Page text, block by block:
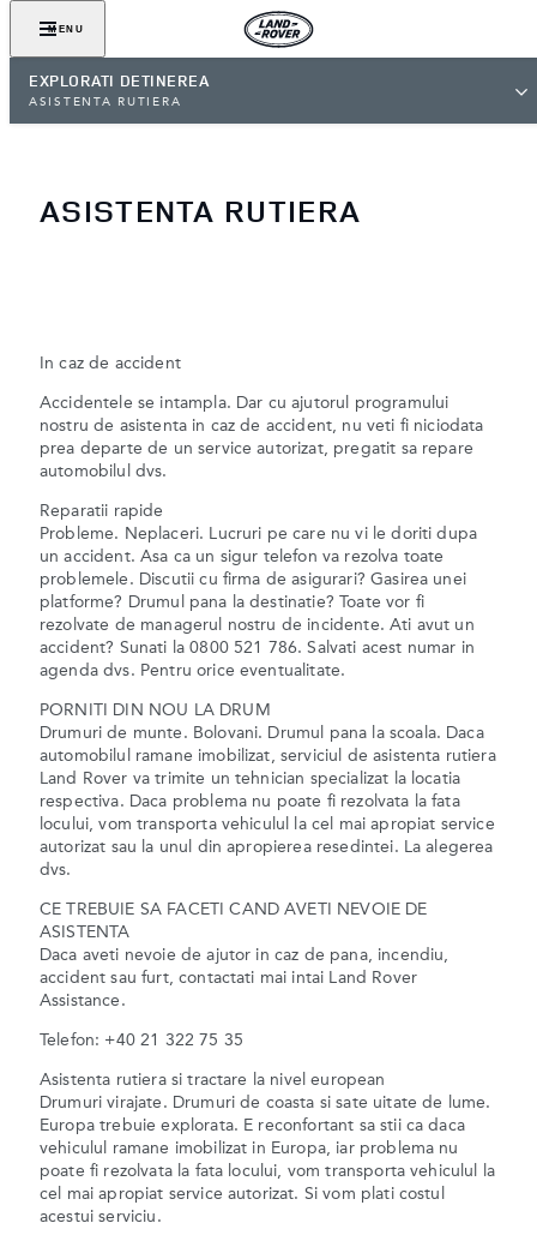
MENU
EXPLORATI DETINEREA
ASISTENTA RUTIERA
ASISTENTA RUTIERA
In caz de accident
Accidentele se intampla. Dar cu ajutorul programului
nostru de asistenta in caz de accident, nu veti fi niciodata
prea departe de un service autorizat, pregatit sa repare
automobilul dvs.
Reparatii rapide
Probleme. Neplaceri. Lucruri pe care nu vi le doriti dupa
un accident. Asa ca un sigur telefon va rezolva toate
problemele. Discutii cu firma de asigurari? Gasirea unei
platforme? Drumul pana la destinatie? Toate vor fi
rezolvate de managerul nostru de incidente. Ati avut un
accident? Sunati la 0800 521 786. Salvati acest numar in
agenda dvs. Pentru orice eventualitate.
PORNITI DIN NOU LA DRUM
Drumuri de munte. Bolovani. Drumul pana la scoala. Daca
automobilul ramane imobilizat, serviciul de asistenta rutiera
Land Rover va trimite un tehnician specializat la locatia
respectiva. Daca problema nu poate fi rezolvata la fata
locului, vom transporta vehiculul la cel mai apropiat service
autorizat sau la unul din apropierea resedintei. La alegerea
dvs.
CE TREBUIE SA FACETI CAND AVETI NEVOIE DE
ASISTENTA
Daca aveti nevoie de ajutor in caz de pana, incendiu,
accident sau furt, contactati mai intai Land Rover
Assistance.
Telefon: +40 21 322 75 35
Asistenta rutiera si tractare la nivel european
Drumuri virajate. Drumuri de coasta si sate uitate de lume.
Europa trebuie explorata. E reconfortant sa stii ca daca
vehiculul ramane imobilizat in Europa, iar problema nu
poate fi rezolvata la fata locului, vom transporta vehiculul la
cel mai apropiat service autorizat. Si vom plati costul
acestui serviciu.